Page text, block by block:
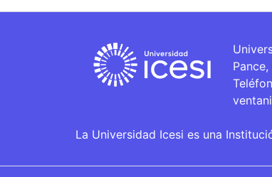
La Universidad Icesi es una